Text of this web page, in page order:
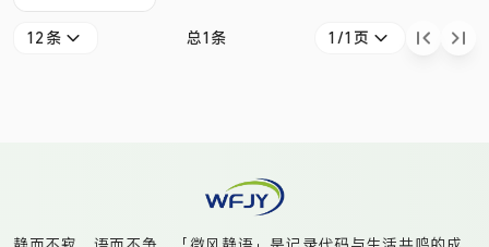
装莫过于get,set
方法了,无论是
12条 总1条 1/1页